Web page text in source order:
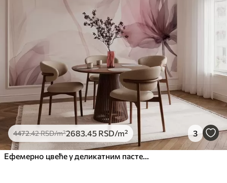
4472.42RSD/m²2683.45 RSD/m² 3
Ефемерно цвеће у деликатним пастелним бојама